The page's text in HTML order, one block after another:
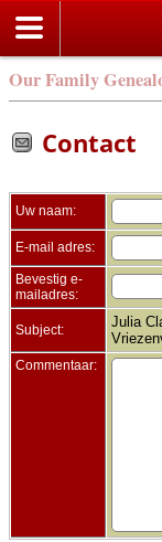
Our Family
Contact
Uw naam:
E-mail adres:
Bevestig e-
mailadres:
Subject:
Julia
Commentaar: